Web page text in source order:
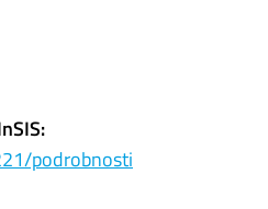
podrobnosti